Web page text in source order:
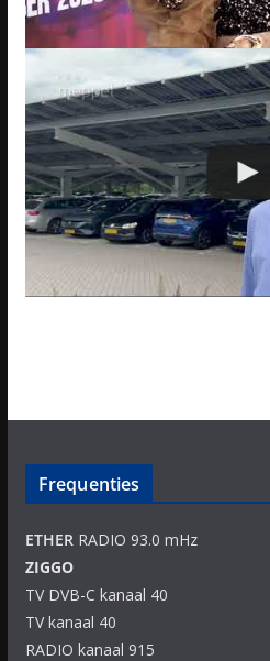
Frequenties
ETHERRADIO 93.0 mHz
ZIGGO
TV DVB-C kanaal 40
TV kanaal 40
RADIO kanaal 915